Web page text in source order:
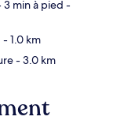
3 min à pied -
- 1.0 km
- 3.0 km